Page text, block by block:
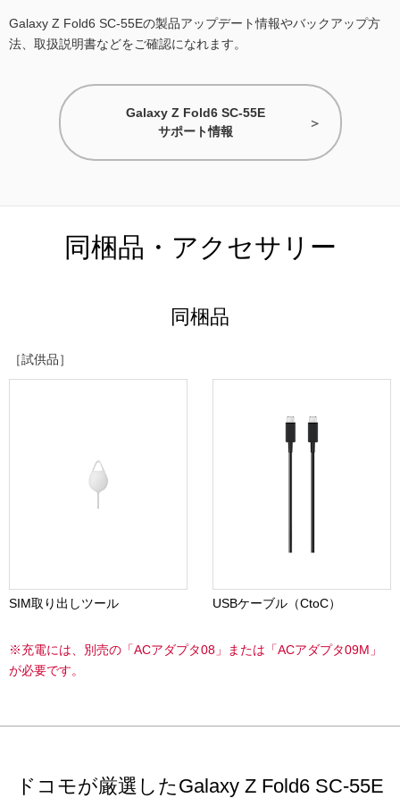
Galaxy Z Fold6 SC-55Eの製品アップデート情報やバックアップ方
法、取扱説明書などをご確認になれます。
Galaxy Z Fold6 SC-55E
サポート情報
同梱品・アクセサリー
同梱品
［試供品］
SIM取り出しツール USBケーブル（CtoC）
※充電には、別売の「ACアダプタ08」または「ACアダプタ09M」
が必要です。
ドコモが厳選したGalaxy Z Fold6 SC-55E